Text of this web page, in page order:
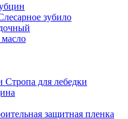
зубило
масло
Стропа для лебедки